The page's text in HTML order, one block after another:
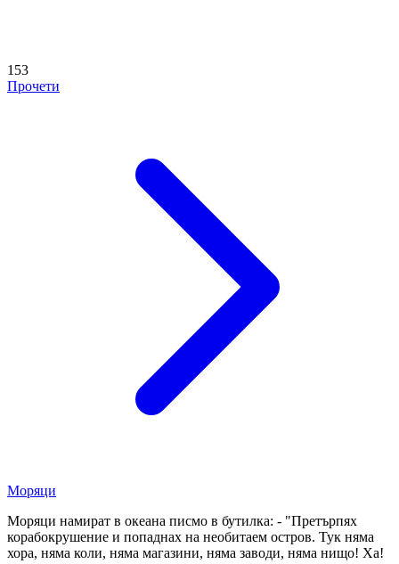
153
Прочети
Моряци
Моряци намират в океана писмо в бутилка: - "Претърпях
корабокрушение и попаднах на необитаем остров. Тук няма
хора, няма коли, няма магазини, няма заводи, няма нищо! Ха!